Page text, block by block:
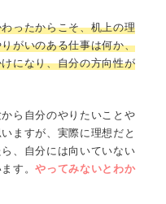
ったからこそ、机上の理
がいのある仕事は何か、
になり、自分の方向性が
ら自分のやりたいことや
ますが、実際に理想だと
、自分には向いていない
す。やってみないとわか